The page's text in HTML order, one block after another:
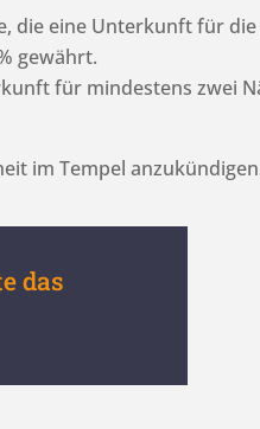
die eine Unterkunft für
gewährt.
für mindestens zwei
im Tempel
das